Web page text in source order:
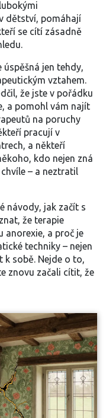
dětství, pomáhají
se cítí zásadně
úspěšná jen tehdy,
vztahem.
že jste v pořádku
a pomohl vám najít
na poruchy
pracují v
a někteří
kdo nejen zná
– a neztratil
návody, jak začít s
že terapie
anorexie, a proč je
techniky – nejen
k sobě. Nejde o to,
znovu začali cítit, že